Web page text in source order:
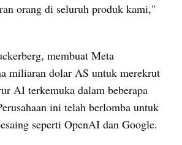
orang di seluruh produk kami,"
membuat Meta
miliaran dolar AS untuk merekrut
AI terkemuka dalam beberapa
ini telah berlomba untuk
seperti OpenAI dan Google.